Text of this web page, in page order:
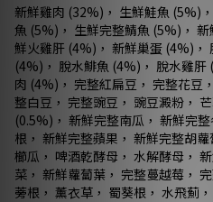
新鮮雞肉 (32%)， 生鮮鮭魚 (5%)
魚 (5%)， 生鮮完整鯖魚 (5%)，
鮮火雞肝 (4%)， 新鮮巢蛋 (4%)，
(4%)， 脫水鯡魚 (4%)， 脫水雞
肉 (4%)， 完整紅扁豆， 完整花豆
整白豆， 完整豌豆， 豌豆澱粉，
(0.5%)， 新鮮完整南瓜， 新鮮完
根， 新鮮完整蘋果， 新鮮完整胡
櫛瓜， 啤酒乾酵母， 水解酵母，
菜， 新鮮蘿蔔葉， 完整蔓越莓，
蒡根， 薰衣草， 蜀葵根， 水飛薊